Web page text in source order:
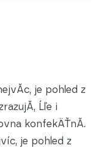
je pohled z
Ĺľe i
konfekÄŤnĂ­.
je pohled z